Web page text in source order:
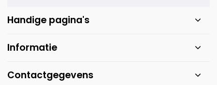
Handige pagina's
Informatie
Contactgegevens